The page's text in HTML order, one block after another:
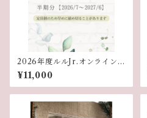
2026年度ルルJr.オンラインク
ラス講座
¥11,000